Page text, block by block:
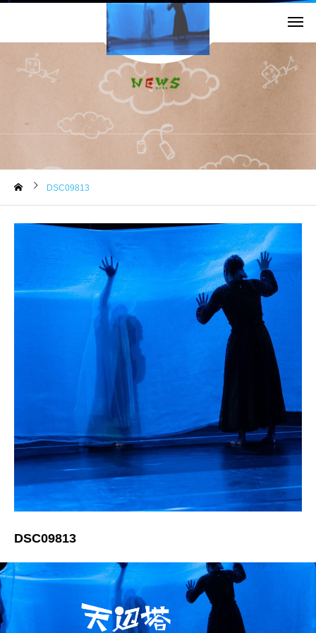
お知らせ
DSC09813
DSC09813